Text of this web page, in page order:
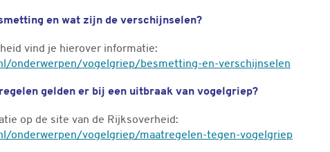
en wat zijn de verschijnselen?
vind je hierover informatie:
onderwerpen/vogelgriep/besmetting-en-verschijnselen
gelden er bij een uitbraak van vogelgriep?
op de site van de Rijksoverheid:
onderwerpen/vogelgriep/maatregelen-tegen-vogelgriep